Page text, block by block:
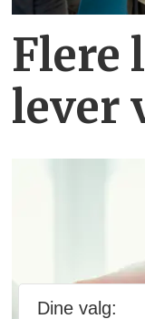
lever
Dine valg: